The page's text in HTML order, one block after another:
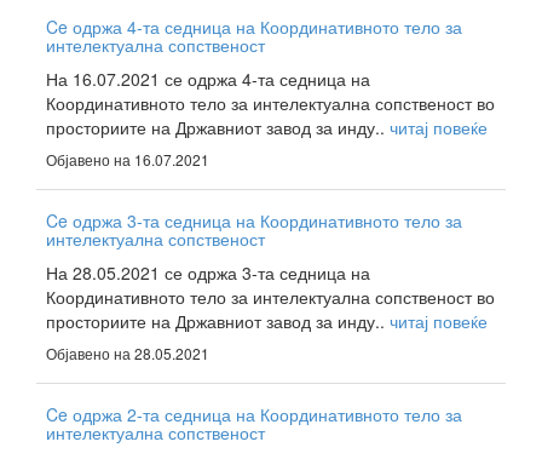
Ce одржа 4-та седница на Координативното тело за
интелектуална сопственост
На 16.07.2021 се одржа 4-та седница на
Координативното тело за интелектуална сопственост во
просториите на Државниот завод за инду.. читај повеќе
Објавено на 16.07.2021
Ce одржа 3-та седница на Координативното тело за
интелектуална сопственост
На 28.05.2021 се одржа 3-та седница на
Координативното тело за интелектуална сопственост во
просториите на Државниот завод за инду.. читај повеќе
Објавено на 28.05.2021
Ce одржа 2-та седница на Координативното тело за
интелектуална сопственост